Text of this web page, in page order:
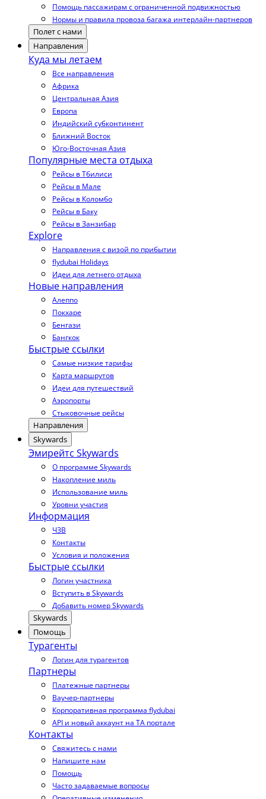
Помощь пассажирам с ограниченной подвижностью
Нормы и правила провоза багажа интерлайн-партнеров
Полет с нами
Направления
Куда мы летаем
Все направления
Африка
Центральная Азия
Европа
Индийский субконтинент
Ближний Восток
Юго-Восточная Азия
Популярные места отдыха
Рейсы в Тбилиси
Рейсы в Мале
Рейсы в Коломбо
Рейсы в Баку
Рейсы в Занзибар
Explore
Направления с визой по прибытии
flydubai Holidays
Идеи для летнего отдыха
Новые направления
Алеппо
Покхаре
Бенгази
Бангкок
Быстрые ссылки
Самые низкие тарифы
Карта маршрутов
Идеи для путешествий
Аэропорты
Стыковочные рейсы
Направления
Skywards
Эмирейтс Skywards
О программе Skywards
Накопление миль
Использование миль
Уровни участия
Информация
ЧЗВ
Контакты
Условия и положения
Быстрые ссылки
Логин участника
Вступить в Skywards
Добавить номер Skywards
Skywards
Помощь
Турагенты
Логин для турагентов
Партнеры
Платежные партнеры
Ваучер-партнеры
Корпоративная программа flydubai
API и новый аккаунт на TA портале
Контакты
Свяжитесь с нами
Напишите нам
Помощь
Часто задаваемые вопросы